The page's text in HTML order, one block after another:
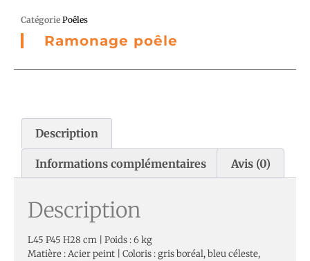
Catégorie Poêles
Ramonage poêle
Description
Informations complémentaires Avis (0)
Description
L45 P45 H28 cm | Poids : 6 kg
Matière : Acier peint | Coloris : gris boréal, bleu céleste,